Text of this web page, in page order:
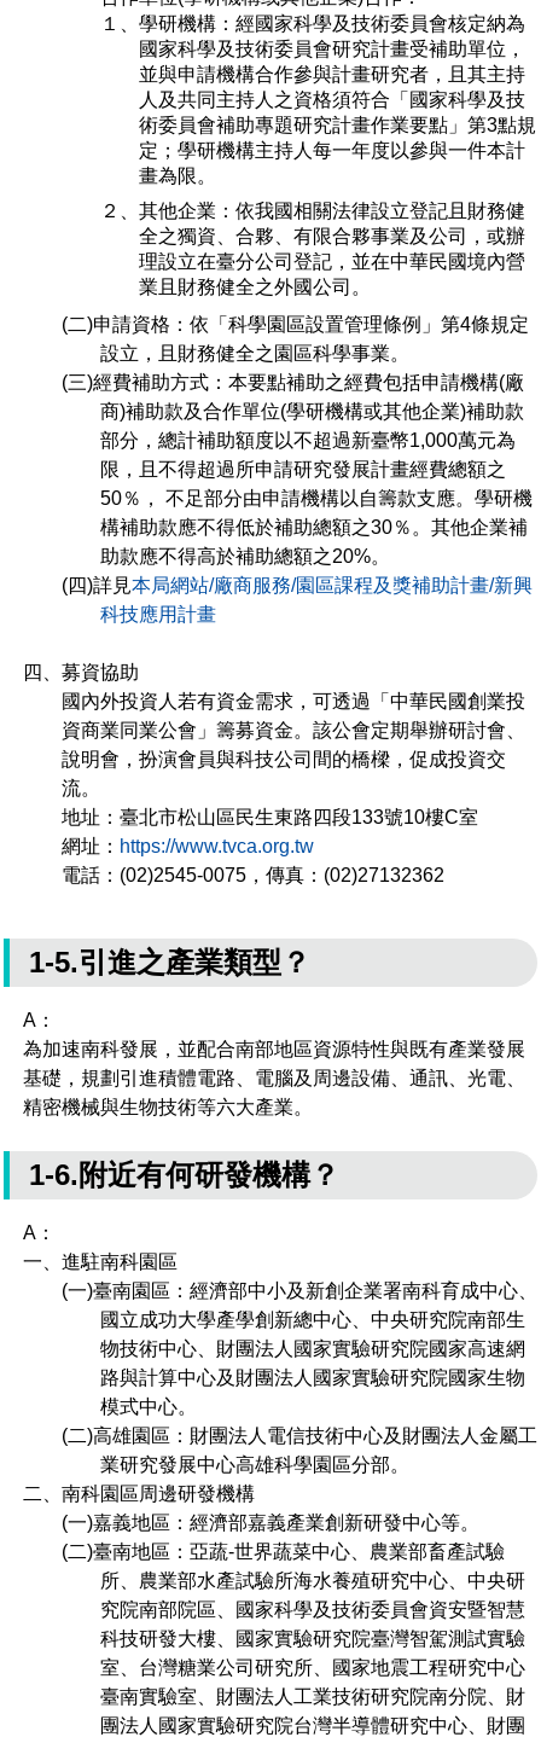
１、學研機構：經國家科學及技術委員會核定納為
國家科學及技術委員會研究計畫受補助單位，
並與申請機構合作參與計畫研究者，且其主持
人及共同主持人之資格須符合「國家科學及技
術委員會補助專題研究計畫作業要點」第3點規
定；學研機構主持人每一年度以參與一件本計
畫為限。
２、其他企業：依我國相關法律設立登記且財務健
全之獨資、合夥、有限合夥事業及公司，或辦
理設立在臺分公司登記，並在中華民國境內營
業且財務健全之外國公司。
(二)申請資格：依「科學園區設置管理條例」第4條規定
設立，且財務健全之園區科學事業。
(三)經費補助方式：本要點補助之經費包括申請機構(廠
商)補助款及合作單位(學研機構或其他企業)補助款
部分，總計補助額度以不超過新臺幣1,000萬元為
限，且不得超過所申請研究發展計畫經費總額之
50％， 不足部分由申請機構以自籌款支應。學研機
構補助款應不得低於補助總額之30％。其他企業補
助款應不得高於補助總額之20%。
(四)詳見本局網站/廠商服務/園區課程及獎補助計畫/新興
科技應用計畫
四、募資協助
國內外投資人若有資金需求，可透過「中華民國創業投
資商業同業公會」籌募資金。該公會定期舉辦研討會、
說明會，扮演會員與科技公司間的橋樑，促成投資交
流。
地址：臺北市松山區民生東路四段133號10樓C室
網址： https://www.tvca.org.tw
電話：(02)2545-0075，傳真：(02)27132362
1-5.引進之產業類型？
A：
為加速南科發展，並配合南部地區資源特性與既有產業發展
基礎，規劃引進積體電路、電腦及周邊設備、通訊、光電、
精密機械與生物技術等六大產業。
1-6.附近有何研發機構？
A：
一、進駐南科園區
(一)臺南園區：經濟部中小及新創企業署南科育成中心、
國立成功大學產學創新總中心、中央研究院南部生
物技術中心、財團法人國家實驗研究院國家高速網
路與計算中心及財團法人國家實驗研究院國家生物
模式中心。
(二)高雄園區：財團法人電信技術中心及財團法人金屬工
業研究發展中心高雄科學園區分部。
二、南科園區周邊研發機構
(一)嘉義地區：經濟部嘉義產業創新研發中心等。
(二)臺南地區：亞蔬-世界蔬菜中心、農業部畜產試驗
所、農業部水產試驗所海水養殖研究中心、中央研
究院南部院區、國家科學及技術委員會資安暨智慧
科技研發大樓、國家實驗研究院臺灣智駕測試實驗
室、台灣糖業公司研究所、國家地震工程研究中心
臺南實驗室、財團法人工業技術研究院南分院、財
團法人國家實驗研究院台灣半導體研究中心、財團